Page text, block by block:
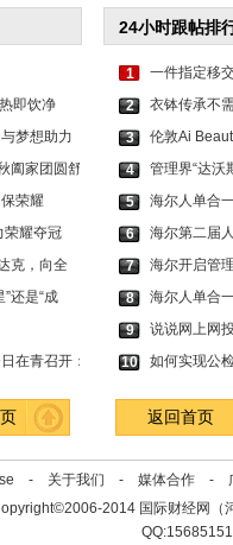
即饮净
梦想助力
阖家团圆舒
荣耀
荣耀夺冠
克，向全
还是“成
在青召开：
24小时跟帖排
1
一件指定移
2
衣钵传承不
3
伦敦Ai
4
管理界“达沃
5
海尔人单合
6
海尔第二届
7
海尔开启管
8
海尔人单合
9
说说网上网
10
如何实现公
返回首页
- 关于我们 - 媒体合作 -
2014 国际财经网（